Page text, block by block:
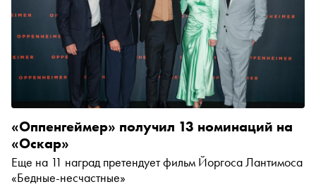
«Оппенгеймер» получил 13 номинаций на
«Оскар»
Еще на 11 наград претендует фильм Йоргоса Лантимоса
«Бедные-несчастные»